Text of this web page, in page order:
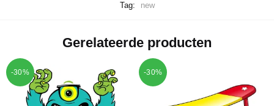
Tag:
new
Gerelateerde producten
-30% -30%